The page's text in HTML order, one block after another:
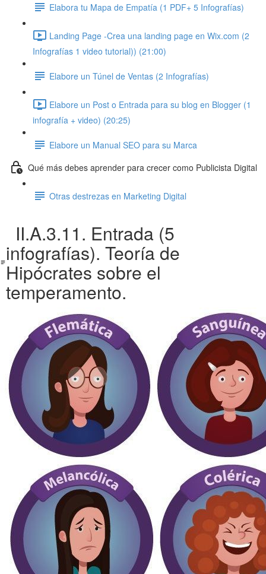
Elabora tu Mapa de Empatía (1 PDF+ 5 Infografías)
Landing Page -Crea una landing page en Wix.com (2
Infografías 1 video tutorial)) (21:00)
Elabore un Túnel de Ventas (2 Infografías)
Elabore un Post o Entrada para su blog en Blogger (1
infografía + video) (20:25)
Elabore un Manual SEO para su Marca
Qué más debes aprender para crecer como Publicista Digital
Otras destrezas en Marketing Digital
II.A.3.11. Entrada (5
infografías). Teoría de
Hipócrates sobre el
temperamento.